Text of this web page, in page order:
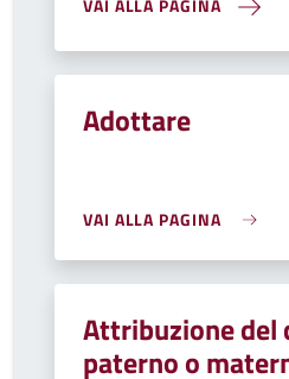
Adottare
VAI ALLA PAGINA
Attribuzione del
paterno o